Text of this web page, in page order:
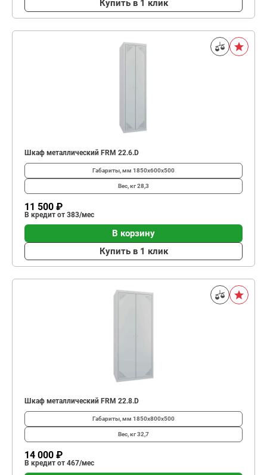
Купить в 1 клик
Шкаф металлический FRM 22.6.D
Габариты, мм 1850x600x500
Вес, кг28,3
11 500 ₽
В кредит от 383/мес
В корзину
Купить в 1 клик
Шкаф металлический FRM 22.8.D
Габариты, мм 1850x800x500
Вес, кг32,7
14 000 ₽
В кредит от 467/мес